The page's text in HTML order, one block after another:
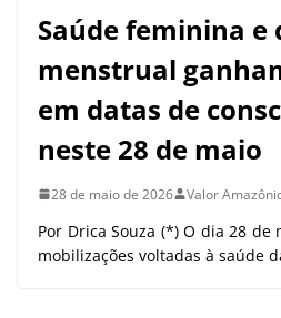
Saúde feminina e
menstrual
em datas de
neste 28 de maio
28 de maio de 2026 Valor
Por Drica Souza (*) O dia 28
mobilizações voltadas à saúde